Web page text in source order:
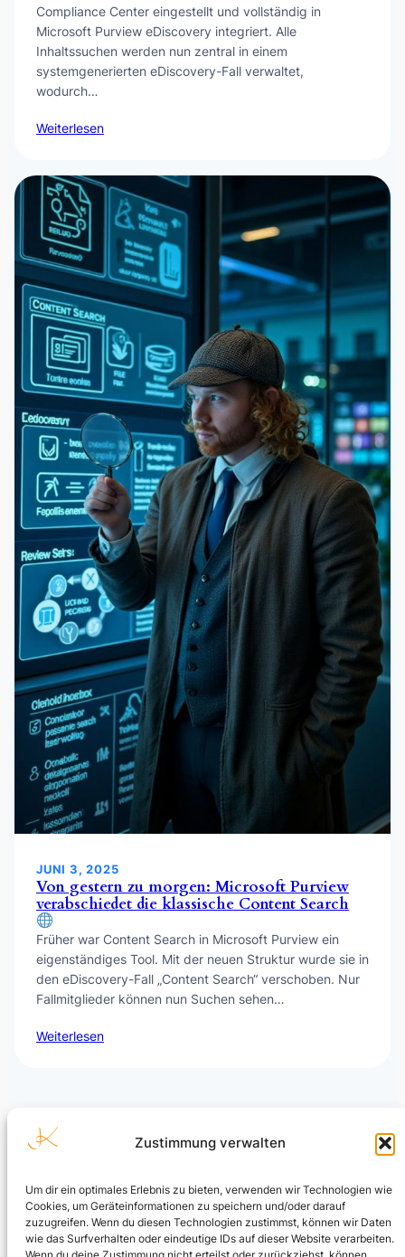
Zustimmung verwalten
Um dir ein optimales Erlebnis zu bieten, verwenden wir Technologien wie
Cookies, um Geräteinformationen zu speichern und/oder darauf
zuzugreifen. Wenn du diesen Technologien zustimmst, können wir Daten
wie das Surfverhalten oder eindeutige IDs auf dieser Website verarbeiten.
Compliance Center eingestellt und vollständig in
Microsoft Purview eDiscovery integriert. Alle
Inhaltssuchen werden nun zentral in einem
systemgenerierten eDiscovery-Fall verwaltet,
wodurch…
Weiterlesen
JUNI 3, 2025
Von gestern zu morgen: Microsoft Purview
verabschiedet die klassische Content Search
Früher war Content Search in Microsoft Purview ein
eigenständiges Tool. Mit der neuen Struktur wurde sie in
den eDiscovery-Fall „Content Search“ verschoben. Nur
Fallmitglieder können nun Suchen sehen…
Weiterlesen
Julian Kusenberg
Microsoft Purview, Compliance, eDiscovery, Insider Risk